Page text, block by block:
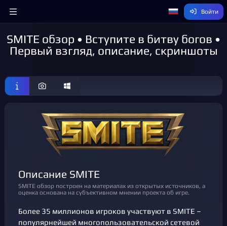
Войти
SMITE обзор • Вступите в битву богов •
Первый взгляд, описание, скриншоты
Описание SMITE
SMITE обзор построен на материалах из открытых источников, а
оценка основана на субъективном мнении проекта об игре.
Более 35 миллионов игроков участвуют в SMITE –
популярнейшей многопользовательской сетевой